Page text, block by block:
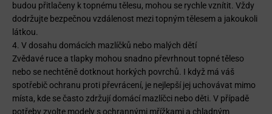
budou přitlačeny k topnému tělesu, mohou se rychle vznítit. Vždy
dodržujte bezpečnou vzdálenost mezi topným tělesem a jakoukoli
látkou.
4. V dosahu domácích mazlíčků nebo malých dětí
Zvědavé ruce a tlapky mohou snadno převrhnout topné těleso
nebo se nechtěně dotknout horkých povrchů. I když má váš
spotřebič ochranu proti převrácení, je nejlepší jej uchovávat mimo
místa, kde se často zdržují domácí mazlíčci nebo děti. V případě
potřeby zvolte modely s ochrannými mřížkami a chladným